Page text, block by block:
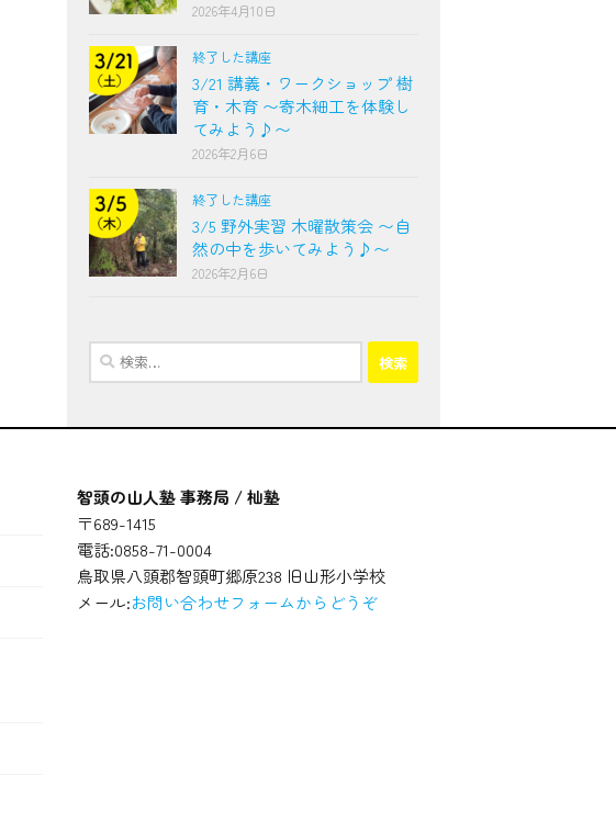
2026年4月10日
終了した講座
3/21 講義・ワークショップ 樹
育・木育 〜寄木細工を体験し
てみよう♪〜
2026年2月6日
終了した講座
3/5 野外実習 木曜散策会 〜自
然の中を歩いてみよう♪〜
2026年2月6日
検
索:
智頭の山人塾 事務局 / 杣塾
〒689-1415
電話:0858-71-0004
鳥取県八頭郡智頭町郷原238 旧山形小学校
メール:お問い合わせフォームからどうぞ